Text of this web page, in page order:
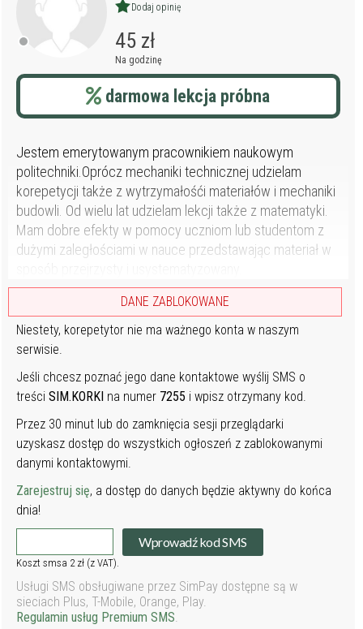
Dodaj opinię
45 zł
Na godzinę
darmowa lekcja próbna
Jestem emerytowanym pracownikiem naukowym
politechniki.Oprócz mechaniki technicznej udzielam
korepetycji także z wytrzymałośći materiałów i mechaniki
budowli. Od wielu lat udzielam lekcji także z matematyki.
Mam dobre efekty w pomocy uczniom lub studentom z
dużymi zaległościami w nauce przedstawając materiał w
DANE ZABLOKOWANE
Niestety, korepetytor nie ma ważnego konta w naszym
serwisie.
Jeśli chcesz poznać jego dane kontaktowe wyślij SMS o
treściSIM.KORKI na numer 7255 i wpisz otrzymany kod.
Przez 30 minut lub do zamknięcia sesji przeglądarki
uzyskasz dostęp do wszystkich ogłoszeń z zablokowanymi
danymi kontaktowymi.
Zarejestruj się, a dostęp do danych będzie aktywny do końca
dnia!
Wprowadź kod SMS
Koszt smsa 2 zł (z VAT).
Usługi SMS obsługiwane przez SimPay dostępne są w
sieciach Plus, T-Mobile, Orange, Play.
Regulamin usług Premium SMS.